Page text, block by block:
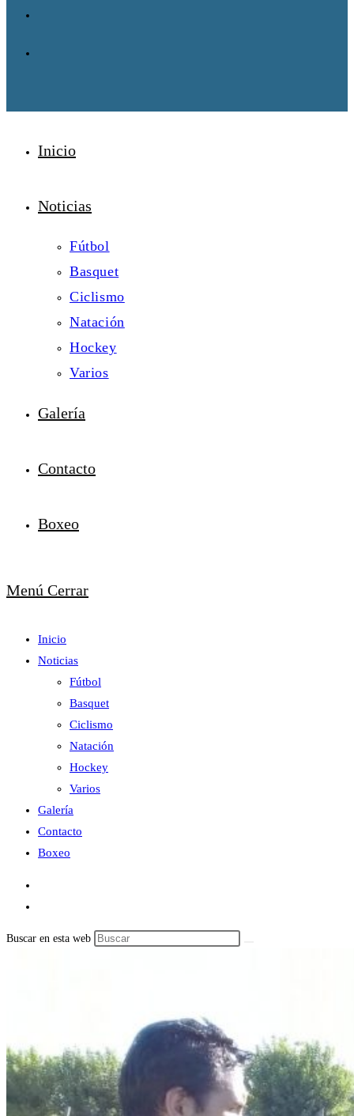
Inicio
Noticias
Fútbol
Basquet
Ciclismo
Natación
Hockey
Varios
Galería
Contacto
Boxeo
Menú Cerrar
Inicio
Noticias
Fútbol
Basquet
Ciclismo
Natación
Hockey
Varios
Galería
Contacto
Boxeo
Buscar en esta web